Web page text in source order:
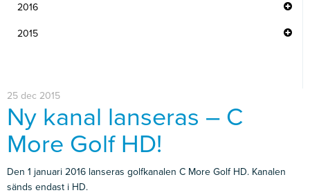
2016
2015
25 dec 2015
Ny kanal lanseras – C
More Golf HD!
Den 1 januari 2016 lanseras golfkanalen C More Golf HD. Kanalen
sänds endast i HD.